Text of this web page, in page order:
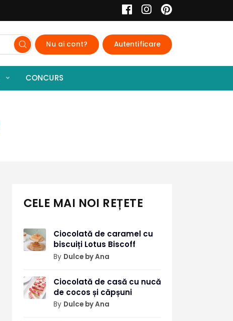
Nu ai cont? Autentificare
CONCURS
CELE MAI NOI REȚETE
Ciocolată de caramel cu
biscuiți Lotus Biscoff
By Dulce by Ana
Ciocolată de casă cu nucă
de cocos și căpșuni
By Dulce by Ana